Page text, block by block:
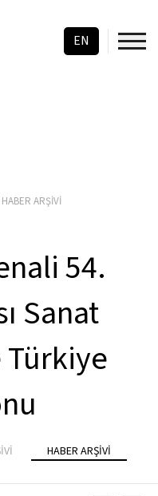
EN
HABER ARŞİVİ
54.
Sanat
HABER ARŞİVİ